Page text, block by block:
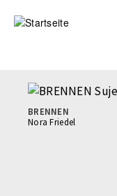
zum
BRENNEN
Nora Friedel